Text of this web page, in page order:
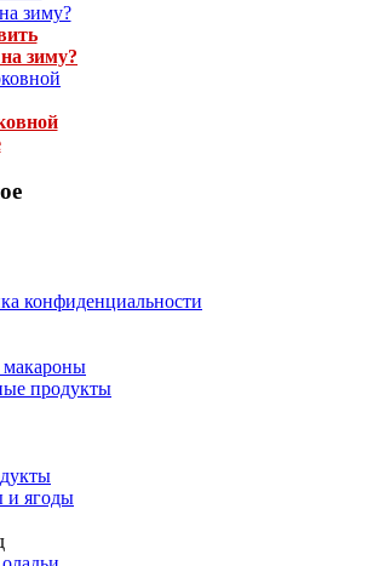
зиму?
конфиденциальности
продукты
и ягоды